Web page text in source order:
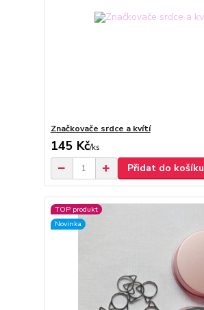
Značkovače srdce a kvítí
145 Kč/ks
Přidat do košíku
TOP produkt
Novinka